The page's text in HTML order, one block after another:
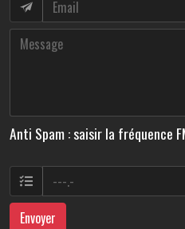
Anti Spam : saisir la fréquence
Envoyer